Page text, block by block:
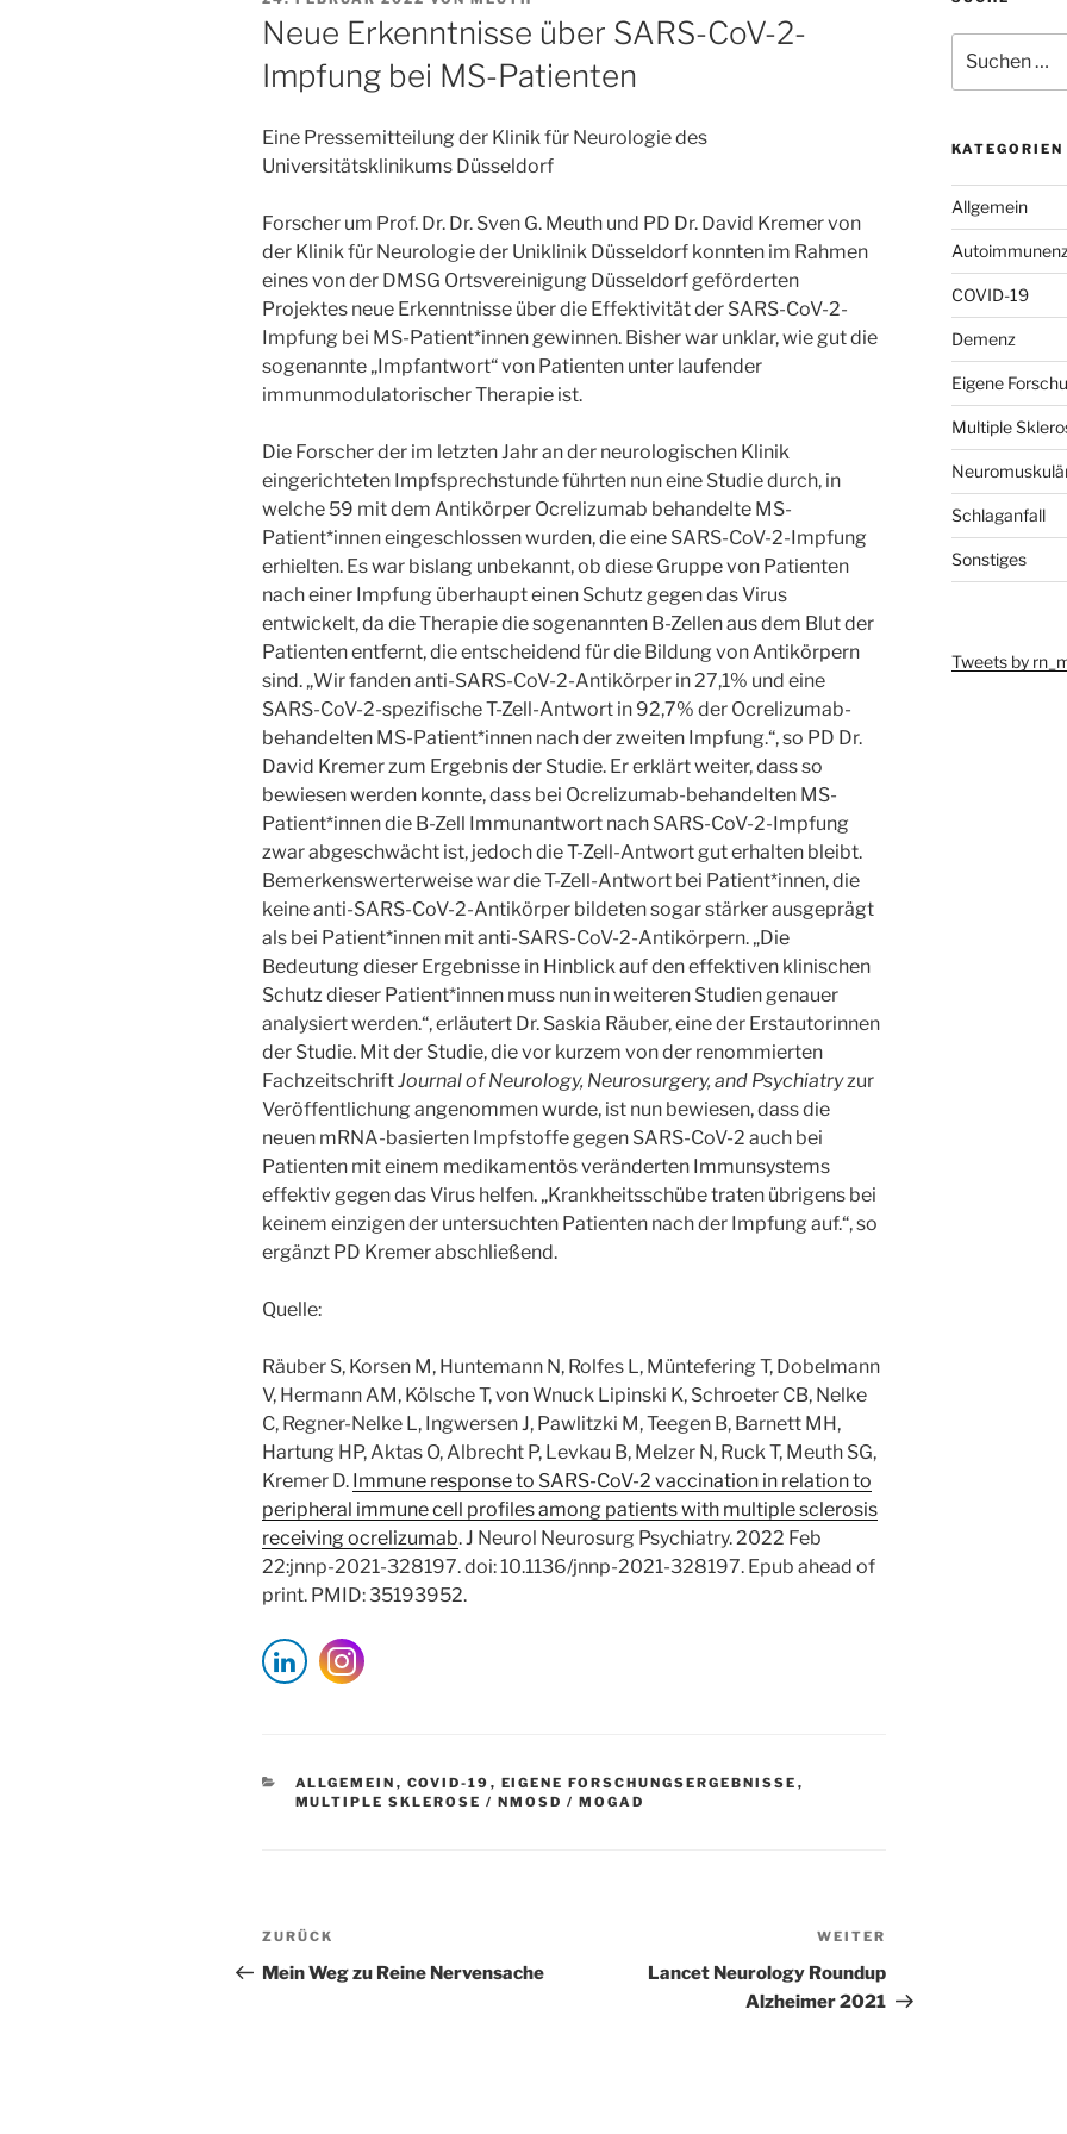
AM
Neue Erkenntnisse über SARS-CoV-2-
Impfung bei MS-Patienten
Eine Pressemitteilung der Klinik für Neurologie des
Universitätsklinikums Düsseldorf
Forscher um Prof. Dr. Dr. Sven G. Meuth und PD Dr. David Kremer von
der Klinik für Neurologie der Uniklinik Düsseldorf konnten im Rahmen
eines von der DMSG Ortsvereinigung Düsseldorf geförderten
Projektes neue Erkenntnisse über die Effektivität der SARS-CoV-2-
Impfung bei MS-Patient*innen gewinnen. Bisher war unklar, wie gut die
sogenannte „Impfantwort“ von Patienten unter laufender
immunmodulatorischer Therapie ist.
Die Forscher der im letzten Jahr an der neurologischen Klinik
eingerichteten Impfsprechstunde führten nun eine Studie durch, in
welche 59 mit dem Antikörper Ocrelizumab behandelte MS-
Patient*innen eingeschlossen wurden, die eine SARS-CoV-2-Impfung
erhielten. Es war bislang unbekannt, ob diese Gruppe von Patienten
nach einer Impfung überhaupt einen Schutz gegen das Virus
entwickelt, da die Therapie die sogenannten B-Zellen aus dem Blut der
Patienten entfernt, die entscheidend für die Bildung von Antikörpern
sind. „Wir fanden anti-SARS-CoV-2-Antikörper in 27,1% und eine
SARS-CoV-2-spezifische T-Zell-Antwort in 92,7% der Ocrelizumab-
behandelten MS-Patient*innen nach der zweiten Impfung.“, so PD Dr.
David Kremer zum Ergebnis der Studie. Er erklärt weiter, dass so
bewiesen werden konnte, dass bei Ocrelizumab-behandelten MS-
Patient*innen die B-Zell Immunantwort nach SARS-CoV-2-Impfung
zwar abgeschwächt ist, jedoch die T-Zell-Antwort gut erhalten bleibt.
Bemerkenswerterweise war die T-Zell-Antwort bei Patient*innen, die
keine anti-SARS-CoV-2-Antikörper bildeten sogar stärker ausgeprägt
als bei Patient*innen mit anti-SARS-CoV-2-Antikörpern. „Die
Bedeutung dieser Ergebnisse in Hinblick auf den effektiven klinischen
Schutz dieser Patient*innen muss nun in weiteren Studien genauer
analysiert werden.“, erläutert Dr. Saskia Räuber, eine der Erstautorinnen
der Studie. Mit der Studie, die vor kurzem von der renommierten
FachzeitschriftJournal of Neurology, Neurosurgery, and Psychiatryzur
Veröffentlichung angenommen wurde, ist nun bewiesen, dass die
neuen mRNA-basierten Impfstoffe gegen SARS-CoV-2 auch bei
Patienten mit einem medikamentös veränderten Immunsystems
effektiv gegen das Virus helfen. „Krankheitsschübe traten übrigens bei
keinem einzigen der untersuchten Patienten nach der Impfung auf.“, so
ergänzt PD Kremer abschließend.
Quelle:
Räuber S, Korsen M, Huntemann N, Rolfes L, Müntefering T, Dobelmann
V, Hermann AM, Kölsche T, von Wnuck Lipinski K, Schroeter CB, Nelke
C, Regner-Nelke L, Ingwersen J, Pawlitzki M, Teegen B, Barnett MH,
Hartung HP, Aktas O, Albrecht P, Levkau B, Melzer N, Ruck T, Meuth SG,
Kremer D. Immune response to SARS-CoV-2 vaccination in relation to
peripheral immune cell profiles among patients with multiple sclerosis
receiving ocrelizumab. J Neurol Neurosurg Psychiatry. 2022 Feb
22:jnnp-2021-328197. doi: 10.1136/jnnp-2021-328197. Epub ahead of
print. PMID: 35193952.
KATEGORIEN
ALLGEMEIN , COVID-19 , EIGENE FORSCHUNGSERGEBNISSE ,
MULTIPLE SKLEROSE / NMOSD / MOGAD
Beitragsnavigation
Vorheriger
Beitrag
ZURÜCK
Mein Weg zu Reine Nervensache
Beitrag
WEITER
Lancet Neurology Roundup
Alzheimer 2021
nach:
KATEGORIEN
Allgemein
COVID-19
Demenz
Eigene
Multiple
Schlaganfall
Sonstiges
Tweets by